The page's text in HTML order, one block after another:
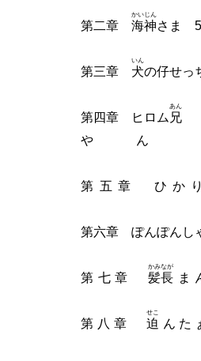
第二章海神
かいじん
さま
第三章 犬
いん
の仔せ
第四章 ヒロム 兄
あん
やん
第五章 ひか
第六章 ぽんぽんし
第七章髪長
かみなが
ま
第八章迫
せこ
ん た